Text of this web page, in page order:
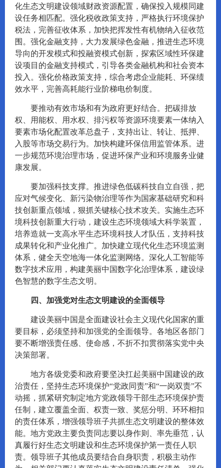
化生态文明建设领域财政资源配置，确保投入规模同建
设任务相匹配。强化税收政策支持，严格执行环境保护
税法，完善征收体系，加快把挥发性有机物纳入征收范
围。强化金融支持，大力发展绿色金融，推进生态环境
导向的开发模式和投融资模式创新，探索区域性环保建
设项目的金融支持模式，引导各类金融机构和社会资本
投入。强化价格政策支持，综合考虑企业能耗、环保绩
效水平，完善高耗能行业阶梯电价制度。
要推动有效市场和有为政府更好结合。把碳排放
权、用能权、用水权、排污权等资源环境要素一体纳入
要素市场化配置改革总盘子，支持出让、转让、抵押、
入股等市场交易行为。加快构建环保信用监管体系。进
一步规范环境治理市场，促进环保产业和环境服务业健
康发展。
要加强科技支撑。推进绿色低碳科技自立自强，把
应对气候变化、新污染物治理等作为国家基础研究和科
技创新重点领域，狠抓关键核心技术攻关。实施生态环
境科技创新重大行动，建设生态环境领域大科学装置，
培养造就一支高水平生态环境科技人才队伍，支持科技
成果转化和产业化推广。加快建立现代化生态环境监测
体系，健全天空地海一体化监测网络。深化人工智能等
数字技术应用，构建美丽中国数字化治理体系，建设绿
色智慧的数字生态文明。
四、加强党对生态文明建设的全面领导
建设美丽中国是全面建设社会主义现代化国家的重
要目标，必须坚持和加强党的全面领导。各地区各部门
要不断增强责任感、使命感，不折不扣贯彻落实党中央
决策部署。
地方各级党委和政府要坚决扛起美丽中国建设的政
治责任，坚持生态环境保护“党政同责”和“一岗双责”不
动摇，抓紧研究制定地方党政领导干部生态环境保护责
任制，建立覆盖全面、权责一致、奖惩分明、环环相扣
的责任体系，增强领导班子共抓生态文明建设的整体效
能。地方党政主要负责同志要以身作则、率先垂范，认
真履行好生态文明建设和生态环境保护第一责任人职
责。领导班子其他成员要结合自身职责，积极主动作